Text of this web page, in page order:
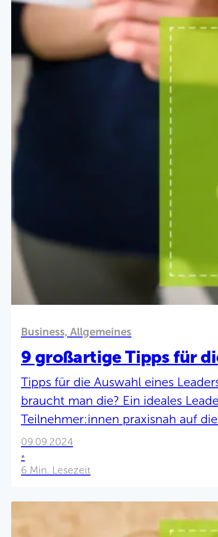
Business, Allgemeines
9 großartige Tipps für
Tipps für die Auswahl eines
braucht man die? Ein ideales
Teilnehmer:innen praxisnah auf
einschließlich der Fähigkeit,
treffen und Verantwortung zu
Themen und so viele
09.09.2024
•
6 Min. Lesezeit